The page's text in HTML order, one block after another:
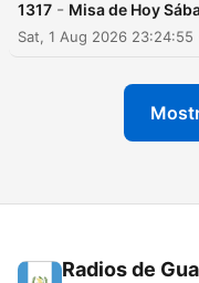
1317 - Misa de Hoy
Sat, 1 Aug 2026 23:24:55
Radios de